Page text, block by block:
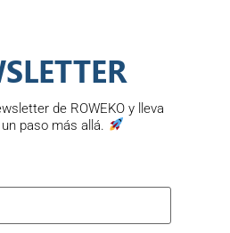
de ROWEKO y lleva
paso más allá.